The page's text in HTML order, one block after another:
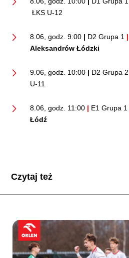
ŁKS U-12
8.06, godz. 9:00 | D2 Grupa 1 |
Aleksandrów Łódzki
9.06, godz. 10:00 | D2 Grupa 2
U-11
8.06, godz. 11:00 | E1 Grupa 1
Łódź
Czytaj też